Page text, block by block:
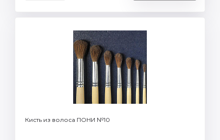
Кисть из волоса ПОНИ №10